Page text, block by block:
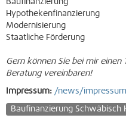
Baufinanzierung
Hypothekenfinanzierung
Modernisierung
Staatliche Förderung
Gern können Sie bei mir einen
Beratung vereinbaren!
Impressum: /news/
Baufinanzierung Schwäbisch